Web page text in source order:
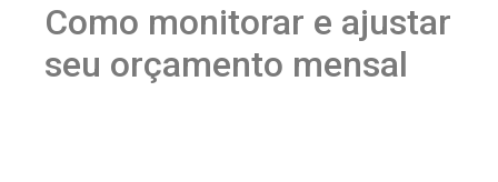
Como monitorar e ajustar
seu orçamento mensal